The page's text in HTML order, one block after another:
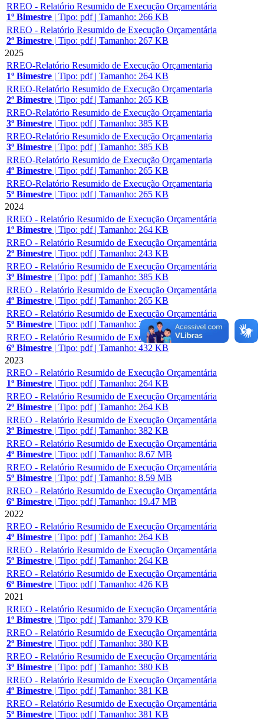
RREO - Relatório Resumido de Execução Orçamentária
1º Bimestre | Tipo: pdf | Tamanho: 266 KB
RREO - Relatório Resumido de Execução Orçamentária
2º Bimestre | Tipo: pdf | Tamanho: 267 KB
2025
RREO-Relatório Resumido de Execução Orçamentaria
1º Bimestre | Tipo: pdf | Tamanho: 264 KB
RREO-Relatório Resumido de Execução Orçamentaria
2º Bimestre | Tipo: pdf | Tamanho: 265 KB
RREO-Relatório Resumido de Execução Orçamentaria
3º Bimestre | Tipo: pdf | Tamanho: 385 KB
RREO-Relatório Resumido de Execução Orçamentaria
3º Bimestre | Tipo: pdf | Tamanho: 385 KB
RREO-Relatório Resumido de Execução Orçamentaria
4º Bimestre | Tipo: pdf | Tamanho: 265 KB
RREO-Relatório Resumido de Execução Orçamentaria
5º Bimestre | Tipo: pdf | Tamanho: 265 KB
2024
RREO - Relatório Resumido de Execução Orçamentária
1º Bimestre | Tipo: pdf | Tamanho: 264 KB
RREO - Relatório Resumido de Execução Orçamentária
2º Bimestre | Tipo: pdf | Tamanho: 243 KB
RREO - Relatório Resumido de Execução Orçamentária
3º Bimestre | Tipo: pdf | Tamanho: 385 KB
RREO - Relatório Resumido de Execução Orçamentária
4º Bimestre | Tipo: pdf | Tamanho: 265 KB
RREO - Relatório Resumido de Execução Orçamentária
5º Bimestre | Tipo: pdf | Tamanho: 265 KB
RREO - Relatório Resumido de Execução Orçamentária
6º Bimestre | Tipo: pdf | Tamanho: 432 KB
2023
RREO - Relatório Resumido de Execução Orçamentária
1º Bimestre | Tipo: pdf | Tamanho: 264 KB
RREO - Relatório Resumido de Execução Orçamentária
2º Bimestre | Tipo: pdf | Tamanho: 264 KB
RREO - Relatório Resumido de Execução Orçamentária
3º Bimestre | Tipo: pdf | Tamanho: 382 KB
RREO - Relatório Resumido de Execução Orçamentária
4º Bimestre | Tipo: pdf | Tamanho: 8.67 MB
RREO - Relatório Resumido de Execução Orçamentária
5º Bimestre | Tipo: pdf | Tamanho: 8.59 MB
RREO - Relatório Resumido de Execução Orçamentária
6º Bimestre | Tipo: pdf | Tamanho: 19.47 MB
2022
RREO - Relatório Resumido de Execução Orçamentária
4º Bimestre | Tipo: pdf | Tamanho: 264 KB
RREO - Relatório Resumido de Execução Orçamentária
5º Bimestre | Tipo: pdf | Tamanho: 264 KB
RREO - Relatório Resumido de Execução Orçamentária
6º Bimestre | Tipo: pdf | Tamanho: 426 KB
2021
RREO - Relatório Resumido de Execução Orçamentária
1º Bimestre | Tipo: pdf | Tamanho: 379 KB
RREO - Relatório Resumido de Execução Orçamentária
2º Bimestre | Tipo: pdf | Tamanho: 380 KB
RREO - Relatório Resumido de Execução Orçamentária
3º Bimestre | Tipo: pdf | Tamanho: 380 KB
RREO - Relatório Resumido de Execução Orçamentária
4º Bimestre | Tipo: pdf | Tamanho: 381 KB
RREO - Relatório Resumido de Execução Orçamentária
5º Bimestre | Tipo: pdf | Tamanho: 381 KB